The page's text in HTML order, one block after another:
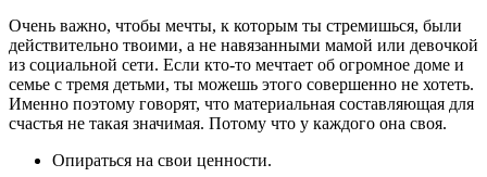
Очень важно, чтобы мечты, к которым ты стремишься, были
действительно твоими, а не навязанными мамой или девочкой
из социальной сети. Если кто-то мечтает об огромное доме и
семье с тремя детьми, ты можешь этого совершенно не хотеть.
Именно поэтому говорят, что материальная составляющая для
счастья не такая значимая. Потому что у каждого она своя.
Опираться на свои ценности.